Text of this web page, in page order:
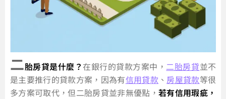
二胎房貸是什麼？在銀行的貸款方案中， 二胎房貸並不
是主要推行的貸款方案，因為有信用貸款 、 房屋貸款等很
多方案可取代，但二胎房貸並非無優點， 若有信用瑕疵，